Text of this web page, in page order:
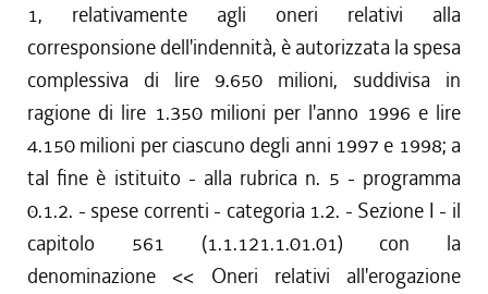
1, relativamente agli oneri relativi alla
corresponsione dell'indennità, è autorizzata la spesa
complessiva di lire 9.650 milioni, suddivisa in
ragione di lire 1.350 milioni per l'anno 1996 e lire
4.150 milioni per ciascuno degli anni 1997 e 1998; a
tal fine è istituito - alla rubrica n. 5 - programma
0.1.2. - spese correnti - categoria 1.2. - Sezione I - il
capitolo 561 (1.1.121.1.01.01) con la
denominazione << Oneri relativi all'erogazione